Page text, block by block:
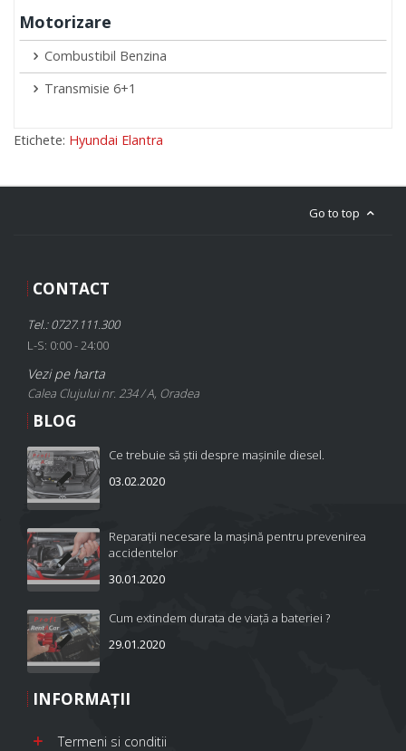
Motorizare
Combustibil Benzina
Transmisie 6+1
Etichete: Hyundai Elantra
Go to top
CONTACT
Tel.: 0727.111.300
L-S: 0:00 - 24:00
Vezi pe harta
Calea Clujului nr. 234 / A, Oradea
BLOG
Ce trebuie să știi despre mașinile diesel.
03.02.2020
Reparații necesare la mașină pentru prevenirea
accidentelor
30.01.2020
Cum extindem durata de viață a bateriei ?
29.01.2020
INFORMAŢII
Termeni si conditii